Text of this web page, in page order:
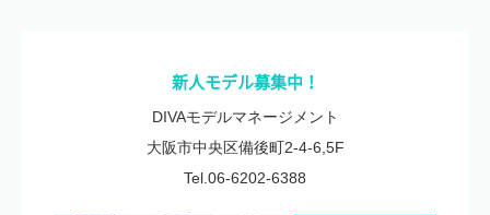
新人モデル募集中！
DIVAモデルマネージメント
大阪市中央区備後町2-4-6,5F
Tel.06-6202-6388